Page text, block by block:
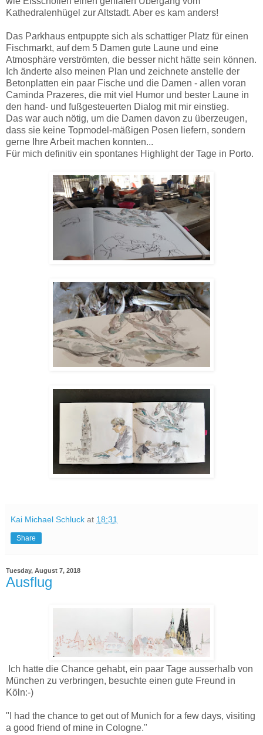
Kathedralenhügel zur Altstadt. Aber es kam anders!
Das Parkhaus entpuppte sich als schattiger Platz für einen
Fischmarkt, auf dem 5 Damen gute Laune und eine
Atmosphäre verströmten, die besser nicht hätte sein können.
Ich änderte also meinen Plan und zeichnete anstelle der
Betonplatten ein paar Fische und die Damen - allen voran
Caminda Prazeres, die mit viel Humor und bester Laune in
den hand- und fußgesteuerten Dialog mit mir einstieg.
Das war auch nötig, um die Damen davon zu überzeugen,
dass sie keine Topmodel-mäßigen Posen liefern, sondern
gerne Ihre Arbeit machen konnten...
Für mich definitiv ein spontanes Highlight der Tage in Porto.
Kai Michael Schluck at 18:31
Share
Tuesday, August 7, 2018
Ausflug
Ich hatte die Chance gehabt, ein paar Tage ausserhalb von
München zu verbringen, besuchte einen gute Freund in
Köln:-)
"I had the chance to get out of Munich for a few days, visiting
a good friend of mine in Cologne."